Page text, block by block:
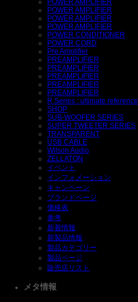
POWER AMPLIFIER
POWER AMPLIFIER
POWER AMPLIFIER
POWER AMPLIFIER
POWER CONDITIONER
POWER CORD
Pre Amplifier
PREAMPLIFIER
PREAMPLIFIER
PREAMPLIFIER
PREAMPLIFIER
PREAMPLIFIER
R Series : ultimate reference
SHOP
SUB-WOOFER SERIES
SUPER TWEETER SERIES
TRANSPARENT
USB CABLE
Wilson Audio
ZELLATON
イベント
インフォメーション
キャンペーン
ブランドページ
価格表
参考
新着情報
新製品情報
製品カテゴリー
製品ページ
販売店リスト
メタ情報